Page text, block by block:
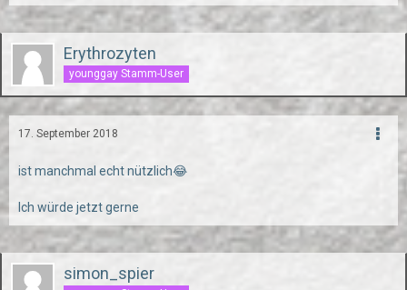
Erythrozyten
younggay Stamm-User
17. September 2018
ist manchmal echt nützlich😂
Ich würde jetzt gerne
simon_spier